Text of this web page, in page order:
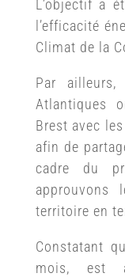
L’objectif a
l’efficacité
Climat de la
Par
Atlantiques
Brest avec
afin de
cadre du
approuvons
territoire en
Constatant
mois, est